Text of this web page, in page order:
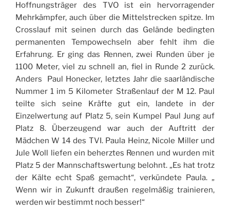
Hoffnungsträger des TVO ist ein hervorragender
Mehrkämpfer, auch über die Mittelstrecken spitze. Im
Crosslauf mit seinen durch das Gelände bedingten
permanenten Tempowechseln aber fehlt ihm die
Erfahrung. Er ging das Rennen, zwei Runden über je
1100 Meter, viel zu schnell an, fiel in Runde 2 zurück.
Anders Paul Honecker, letztes Jahr die saarländische
Nummer 1 im 5 Kilometer Straßenlauf der M 12. Paul
teilte sich seine Kräfte gut ein, landete in der
Einzelwertung auf Platz 5, sein Kumpel Paul Jung auf
Platz 8. Überzeugend war auch der Auftritt der
Mädchen W 14 des TVI. Paula Heinz, Nicole Miller und
Jule Woll liefen ein beherztes Rennen und wurden mit
Platz 5 der Mannschaftswertung belohnt. „Es hat trotz
der Kälte echt Spaß gemacht“, verkündete Paula. „
Wenn wir in Zukunft draußen regelmäßig trainieren,
werden wir bestimmt noch besser!“